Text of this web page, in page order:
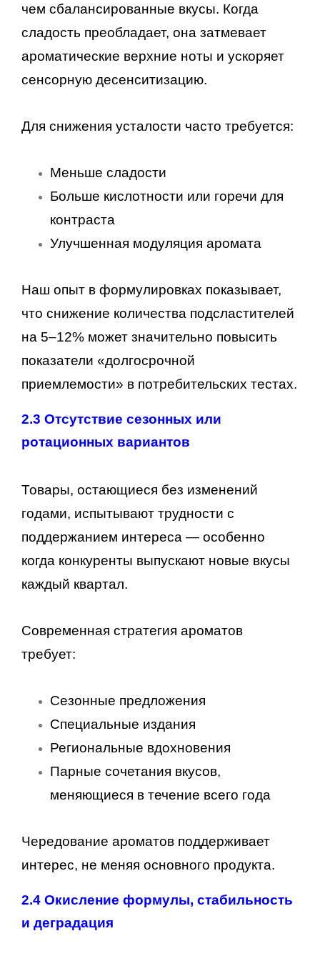
чем сбалансированные вкусы. Когда
сладость преобладает, она затмевает
ароматические верхние ноты и ускоряет
сенсорную десенситизацию.
Для снижения усталости часто требуется:
Меньше сладости
Больше кислотности или горечи для
контраста
Улучшенная модуляция аромата
Наш опыт в формулировках показывает,
что снижение количества подсластителей
на 5–12% может значительно повысить
показатели «долгосрочной
приемлемости» в потребительских тестах.
2.3 Отсутствие сезонных или
ротационных вариантов
Товары, остающиеся без изменений
годами, испытывают трудности с
поддержанием интереса — особенно
когда конкуренты выпускают новые вкусы
каждый квартал.
Современная стратегия ароматов
требует:
Сезонные предложения
Специальные издания
Региональные вдохновения
Парные сочетания вкусов,
меняющиеся в течение всего года
Чередование ароматов поддерживает
интерес, не меняя основного продукта.
2.4 Окисление формулы, стабильность
и деградация